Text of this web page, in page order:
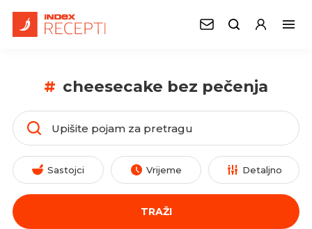
# cheesecake bez pečenja
Sastojci Vrijeme Detaljno
TRAŽI